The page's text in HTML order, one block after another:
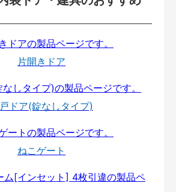
片開きドア
ドア(錠なしタイプ)
ねこゲート